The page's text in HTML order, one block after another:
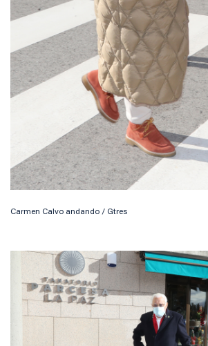
Carmen Calvo andando / Gtres